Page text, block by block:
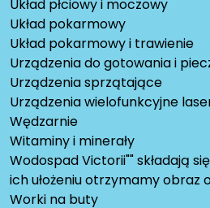
Układ płciowy i moczowy
Układ pokarmowy
Układ pokarmowy i trawienie
Urządzenia do gotowania i
Urządzenia sprzątające
Urządzenia wielofunkcyjne
Wędzarnie
Witaminy i minerały
Wodospad Victorii"" składają
ich ułożeniu otrzymamy obraz
Worki na buty